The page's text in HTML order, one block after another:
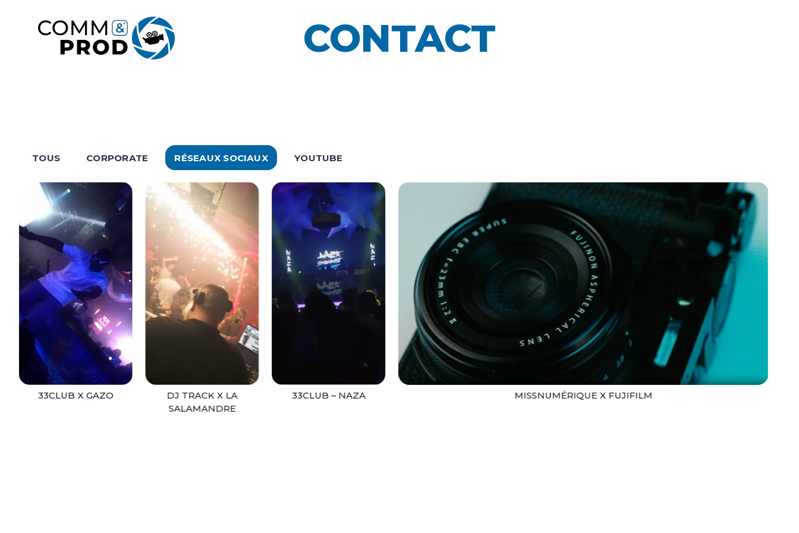
CONTACT
TOUS CORPORATE RÉSEAUX SOCIAUX YOUTUBE
33Club x Gazo
Dj Track x La
salamandre
33CLUB – NAZA missnumérique x FUJIFILM